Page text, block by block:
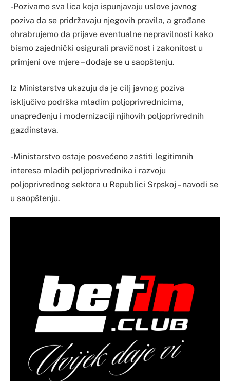
-Pozivamo sva lica koja ispunjavaju uslove javnog
poziva da se pridržavaju njegovih pravila, a građane
ohrabrujemo da prijave eventualne nepravilnosti kako
bismo zajednički osigurali pravičnost i zakonitost u
primjeni ove mjere – dodaje se u saopštenju.
Iz Ministarstva ukazuju da je cilj javnog poziva
isključivo podrška mladim poljoprivrednicima,
unapređenju i modernizaciji njihovih poljoprivrednih
gazdinstava.
-Ministarstvo ostaje posvećeno zaštiti legitimnih
interesa mladih poljoprivrednika i razvoju
poljoprivrednog sektora u Republici Srpskoj – navodi se
u saopštenju.